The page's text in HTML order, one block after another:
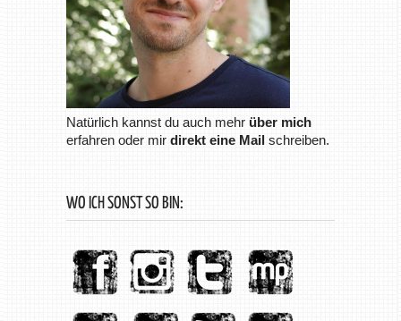
Natürlich kannst du auch mehr über mich
erfahren oder mir direkt eine Mailschreiben.
WO ICH SONST SO BIN: